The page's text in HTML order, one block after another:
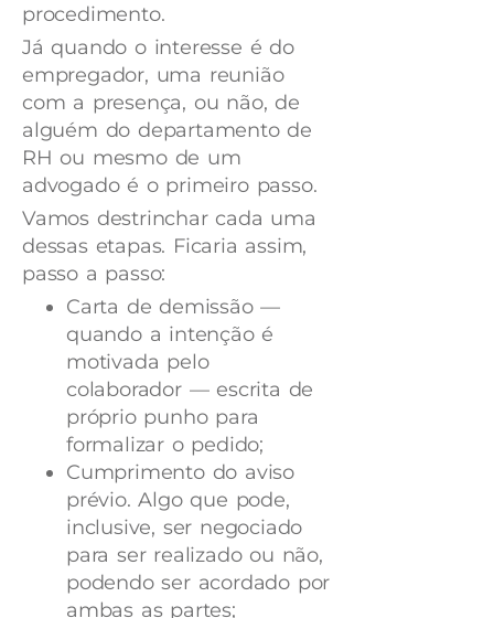
procedimento.
Já quando o interesse é do
empregador, uma reunião
com a presença, ou não, de
alguém do departamento de
RH ou mesmo de um
advogado é o primeiro passo.
Vamos destrinchar cada uma
dessas etapas. Ficaria assim,
passo a passo:
Carta de demissão —
quando a intenção é
motivada pelo
colaborador — escrita de
próprio punho para
formalizar o pedido;
Cumprimento do aviso
prévio. Algo que pode,
inclusive, ser negociado
para ser realizado ou não,
podendo ser acordado por
ambas as partes;